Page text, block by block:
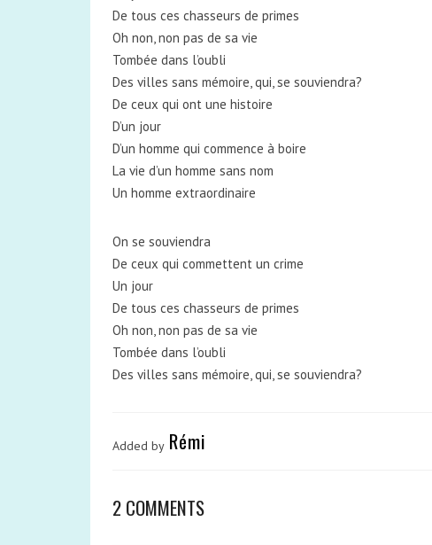
De tous ces chasseurs de primes
Oh non, non pas de sa vie
Tombée dans l’oubli
Des villes sans mémoire, qui, se souviendra?
De ceux qui ont une histoire
D’un jour
D’un homme qui commence à boire
La vie d’un homme sans nom
Un homme extraordinaire
On se souviendra
De ceux qui commettent un crime
Un jour
De tous ces chasseurs de primes
Oh non, non pas de sa vie
Tombée dans l’oubli
Des villes sans mémoire, qui, se souviendra?
Added by Rémi
2 COMMENTS